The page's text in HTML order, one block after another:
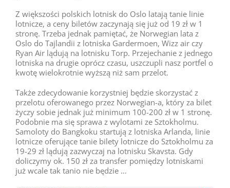
Z większości polskich lotnisk do Oslo latają tanie linie
lotnicze, a ceny biletów zaczynają się już od 19 zł w 1
stronę. Trzeba jednak pamiętać, że Norwegian lata z
Oslo do Tajlandii z lotniska Gardermoen, Wizz air czy
Ryan Air lądują na lotnisku Torp. Przejechanie z jednego
lotniska na drugie oprócz czasu, uszczupli nasz portfel o
kwotę wielokrotnie wyższą niż sam przelot.
Także zdecydowanie korzystniej będzie skorzystać z
przelotu oferowanego przez Norwegian-a, który za bilet
życzy sobie jednak już minimum 100-200 zł w 1 stronę.
Podobnie ma się sprawa z wylotami ze Sztokholmu.
Samoloty do Bangkoku startują z lotniska Arlanda, linie
lotnicze oferujące tanie bilety lotnicze do Sztokholmu za
19-29 zł lądują zazwyczaj na lotnisku Skavsta. Gdy
doliczymy ok. 150 zł za transfer pomiędzy lotniskami
już wcale tak tanio nie będzie …